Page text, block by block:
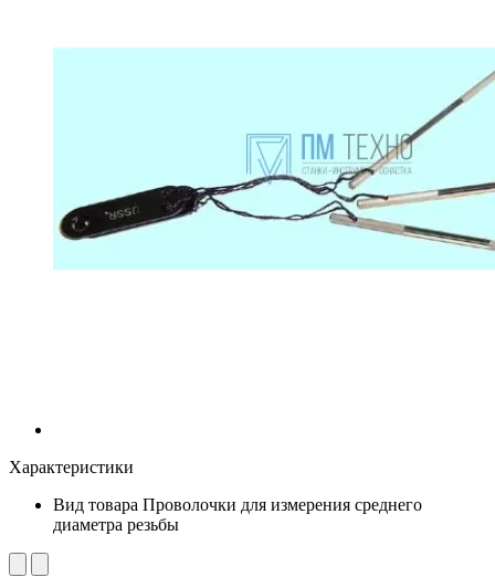
Характеристики
Вид товара Проволочки для измерения среднего
диаметра резьбы